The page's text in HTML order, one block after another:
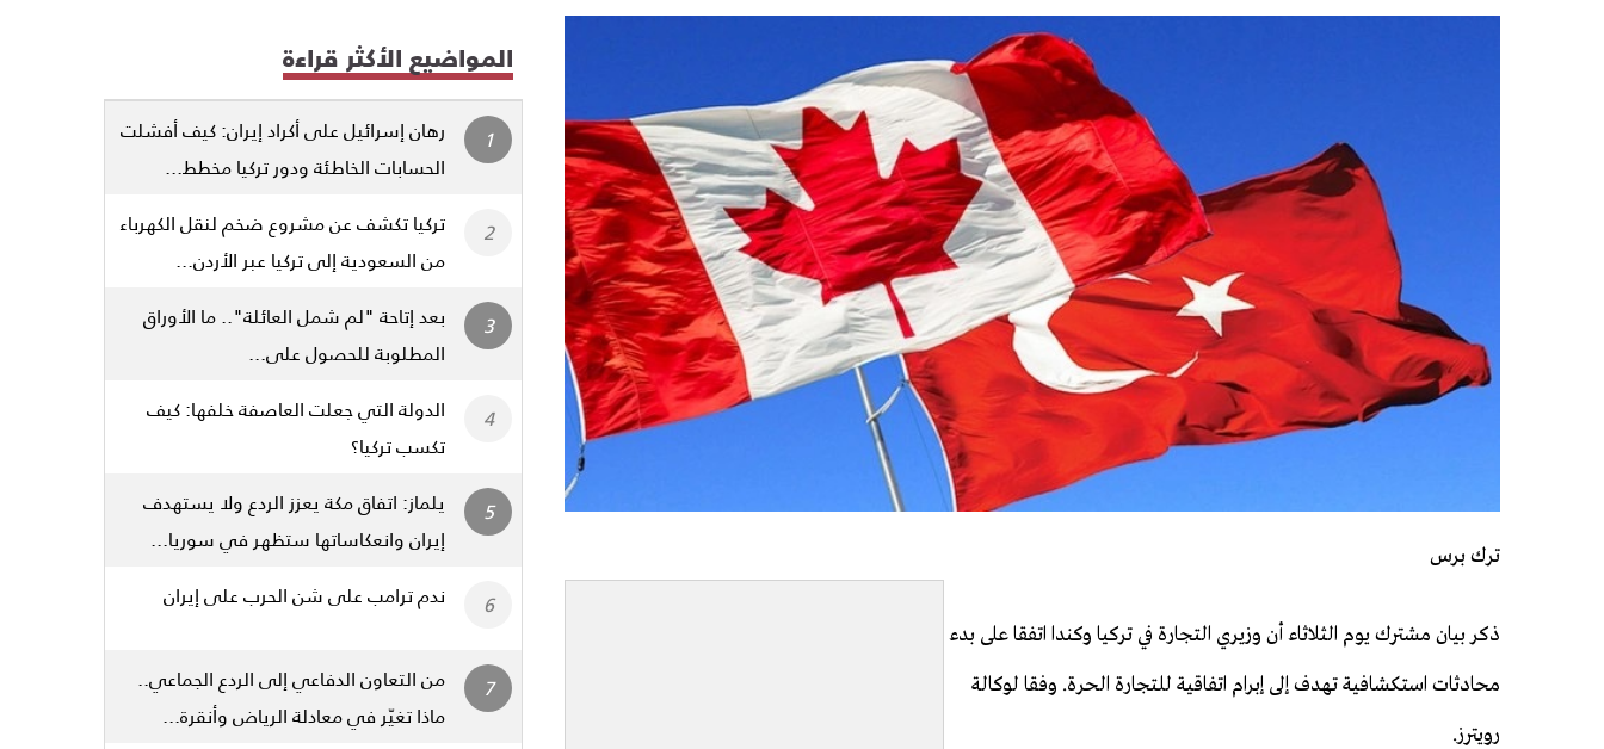
ترك برس
ذكر بيان مشترك يوم الثلاثاء أن ​وزيري التجارة في تركيا ‌وكندا اتفقا على بدء
محادثات استكشافية تهدف إلى إبرام اتفاقية ​للتجارة الحرة. وفقا لوكالة
رويترز.
المواضيع الأكثر قراءة
رهان إسرائيل على أكراد إيران: كيف أفشلت
الحسابات الخاطئة ودور تركيا مخطط...
تركيا تكشف عن مشروع ضخم لنقل الكهرباء
من السعودية إلى تركيا عبر الأردن...
بعد إتاحة "لم شمل العائلة".. ما الأوراق
المطلوبة للحصول على...
الدولة التي جعلت العاصفة خلفها: كيف
تكسب تركيا؟
يلماز: اتفاق مكة يعزز الردع ولا يستهدف
إيران وانعكاساتها ستظهر في سوريا...
ندم ترامب على شن الحرب على إيران
من التعاون الدفاعي إلى الردع الجماعي..
ماذا تغيّر في معادلة الرياض وأنقرة...